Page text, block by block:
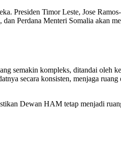
Presiden Timor Leste, Jose
Perdana Menteri Somalia akan
semakin kompleks, ditandai oleh
secara konsisten, menjaga
Dewan HAM tetap menjadi